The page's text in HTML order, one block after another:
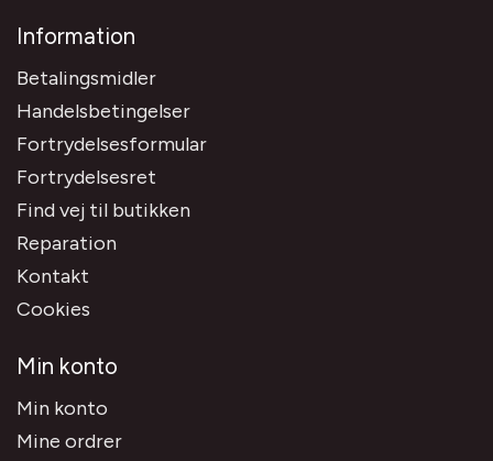
Information
Betalingsmidler
Handelsbetingelser
Fortrydelsesformular
Fortrydelsesret
Find vej til butikken
Reparation
Kontakt
Cookies
Min konto
Min konto
Mine ordrer